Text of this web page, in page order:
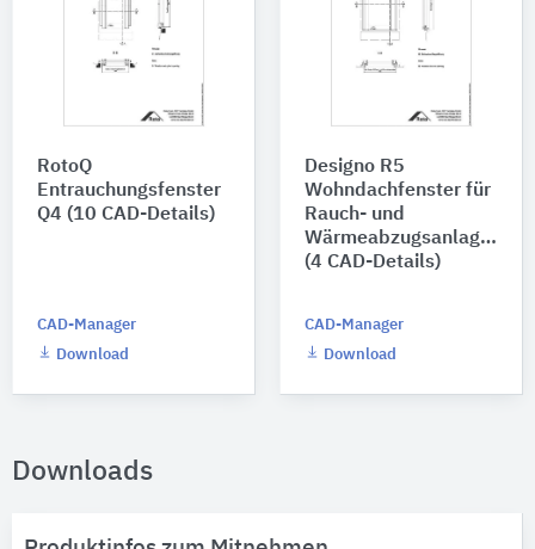
RotoQ
Entrauchungsfenster
Q4 (10 CAD-Details)
CAD-Manager
Download
Designo R5
Wohndachfenster für
Rauch- und
Wärmeabzugsanlagen
(4 CAD-Details)
CAD-Manager
Download
Downloads